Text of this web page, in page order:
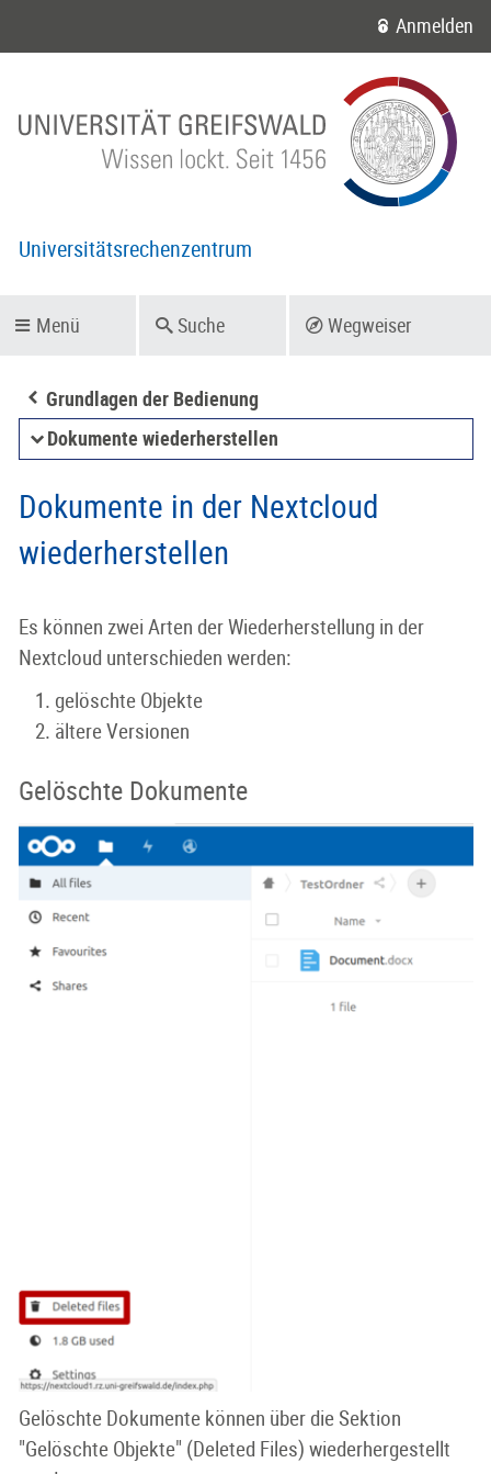
Anmelden
Universitätsrechenzentrum
Menü Suche Wegweiser
Grundlagen der Bedienung
Dokumente wiederherstellen
Dokumente in der Nextcloud
wiederherstellen
Es können zwei Arten der Wiederherstellung in der
Nextcloud unterschieden werden:
gelöschte Objekte
ältere Versionen
Gelöschte Dokumente
Gelöschte Dokumente können über die Sektion
"Gelöschte Objekte" (Deleted Files) wiederhergestellt